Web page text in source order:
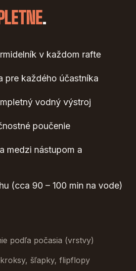
.
v každom rafte
pre každého účastníka
vodný výstroj
poučenie
medzi nástupom a
(cca 90 – 100 min na vode)
podľa počasia (vrstvy)
šľapky, flipflopy